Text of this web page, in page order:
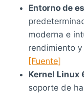
Entorno de
moderna e
rendimiento
[Fuente]
Kernel Linux
soporte de